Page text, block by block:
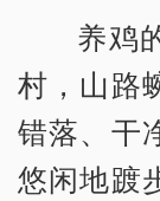
养鸡
村，山路
错落、干
悠闲地踱